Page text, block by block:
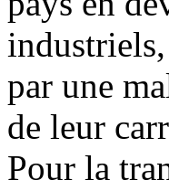
par une
de leur
Pour la